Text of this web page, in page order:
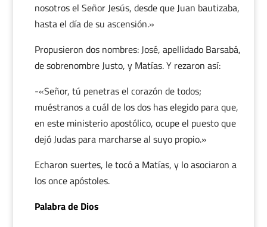
nosotros el Señor Jesús, desde que Juan bautizaba,
hasta el día de su ascensión.»
Propusieron dos nombres: José, apellidado Barsabá,
de sobrenombre Justo, y Matías. Y rezaron así:
-«Señor, tú penetras el corazón de todos;
muéstranos a cuál de los dos has elegido para que,
en este ministerio apostólico, ocupe el puesto que
dejó Judas para marcharse al suyo propio.»
Echaron suertes, le tocó a Matías, y lo asociaron a
los once apóstoles.
Palabra de Dios